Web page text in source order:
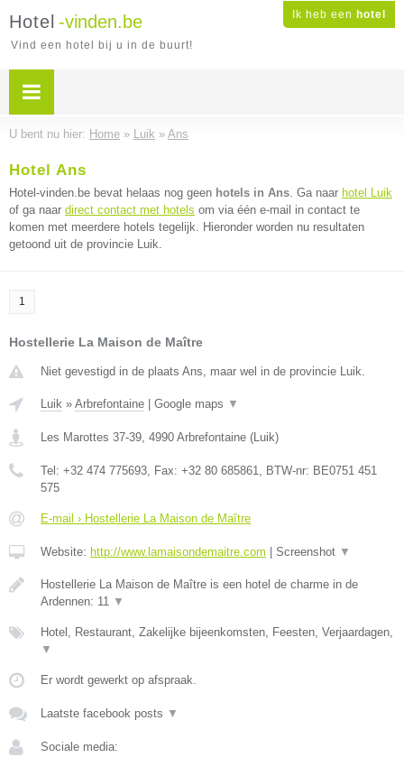
Ik heb een hotel
Hotel -vinden.be
Vind een hotel bij u in de buurt!
U bent nu hier: Home » Luik » Ans
Hotel Ans
Hotel-vinden.be bevat helaas nog geen hotels in Ans. Ga naar hotel Luik
of ga naar direct contact met hotels om via één e-mail in contact te
komen met meerdere hotels tegelijk. Hieronder worden nu resultaten
getoond uit de provincie Luik.
1
Hostellerie La Maison de Maître
Niet gevestigd in de plaats Ans, maar wel in de provincie Luik.
Luik » Arbrefontaine Google maps ▼
Les Marottes 37-39, 4990 Arbrefontaine (Luik)
Tel: +32 474 775693, Fax: +32 80 685861, BTW-nr: BE0751 451
575
E-mail › Hostellerie La Maison de Maître
Website: http://www.lamaisondemaitre.com Screenshot ▼
Hostellerie La Maison de Maître is een hotel de charme in de
Ardennen: 11 ▼
Hotel, Restaurant, Zakelijke bijeenkomsten, Feesten, Verjaardagen,
▼
Er wordt gewerkt op afspraak.
Laatste facebook posts ▼
Sociale media: